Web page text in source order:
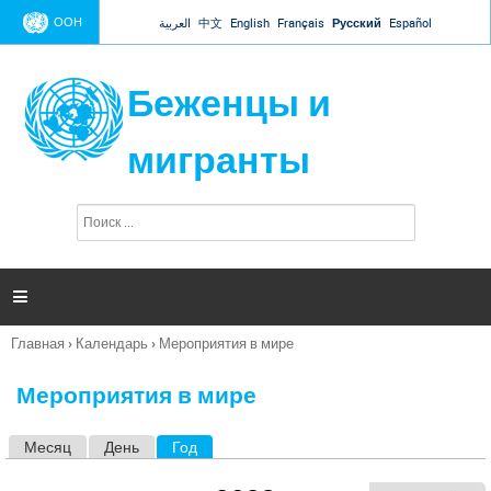
Jump to navigation
ООН العربية 中文 English Français Русский Español
Беженцы и
мигранты
п
и

Вы
Главная › Календарь › Мероприятия в мире
Мероприятия в мире
Месяц День Год